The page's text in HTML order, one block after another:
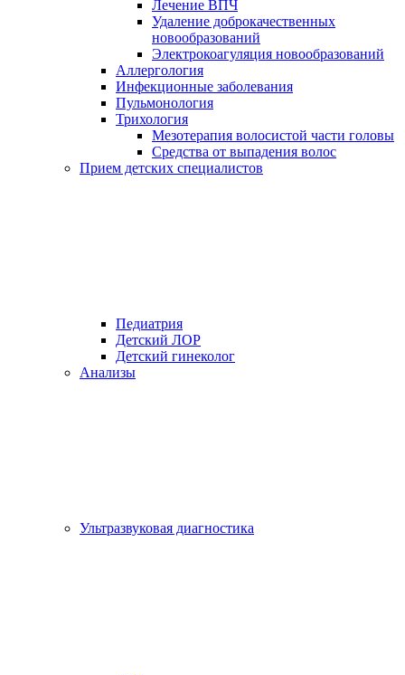
Лечение ВПЧ
Удаление доброкачественных
новообразований
Электрокоагуляция новообразований
Аллергология
Инфекционные заболевания
Пульмонология
Трихология
Мезотерапия волосистой части головы
Средства от выпадения волос
Прием детских специалистов
Педиатрия
Детский ЛОР
Детский гинеколог
Анализы
Ультразвуковая диагностика